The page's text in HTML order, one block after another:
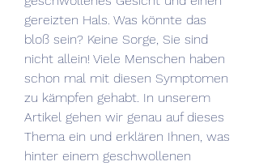
gereizten Hals. Was könnte das
bloß sein? Keine Sorge, Sie sind
nicht allein! Viele Menschen haben
schon mal mit diesen Symptomen
zu kämpfen gehabt. In unserem
Artikel gehen wir genau auf dieses
Thema ein und erklären Ihnen, was
hinter einem geschwollenen